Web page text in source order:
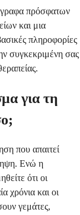
πρόσφατων
και μια
πληροφορίες
συγκεκριμένη σας
για τη
που απαιτεί
Ενώ η
ότι οι
χρόνια και οι
γεμάτες,